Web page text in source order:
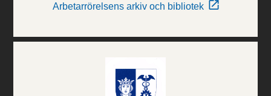
Arbetarrörelsens arkiv och bibliotek